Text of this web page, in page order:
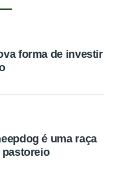
forma de investir
é uma raça
pastoreio